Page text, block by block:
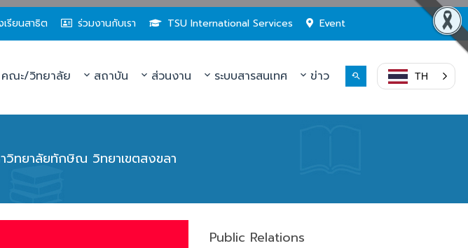
เรียนสาธิต ร่วมงานกับเรา TSU International Services Event
ณะ/วิทยาลัย สถาบัน ส่วนงาน ระบบสารสนเทศ ข่าว TH
วิทยาลัยทักษิณ วิทยาเขตสงขลา
Public Relations